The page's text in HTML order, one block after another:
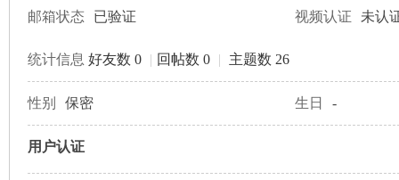
邮箱状态
已验证 视频认证 未认
统计信息 好友数 0 | 回帖数 0 | 主题数 26
性别 保密 生日 -
用户认证